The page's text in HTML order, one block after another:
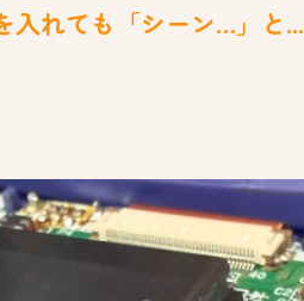
入れても「シーン…」と...